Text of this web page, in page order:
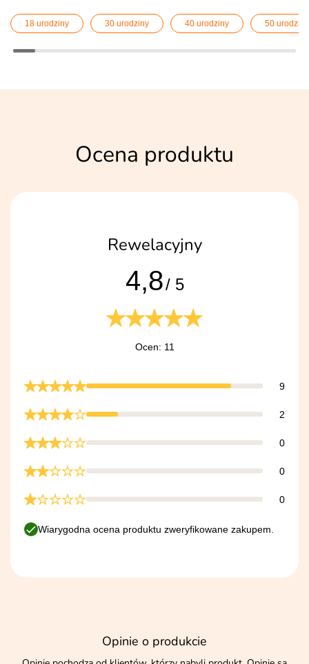
18 urodziny 30 urodziny 40 urodziny 50 urodziny
Ocena produktu
Rewelacyjny
4,8/ 5
Ocen: 11
9
2
0
0
0
Wiarygodna ocena produktu zweryfikowane zakupem.
Opinie o produkcie